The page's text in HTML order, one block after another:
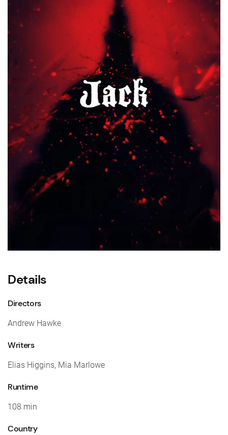
Details
Directors
Andrew Hawke
Writers
Elias Higgins, Mia Marlowe
Runtime
108 min
Country